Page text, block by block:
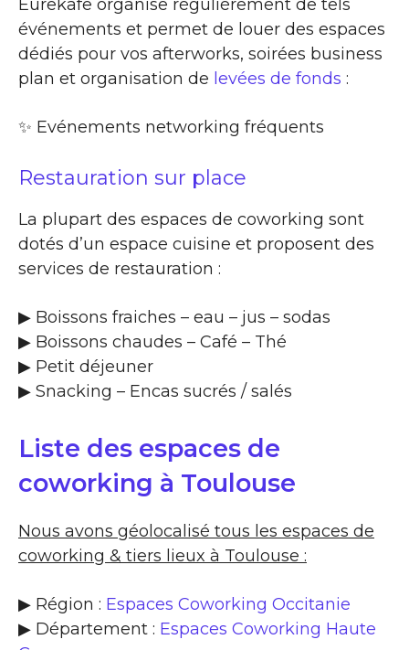
Eurekafe organise régulièrement de tels
événements et permet de louer des espaces
dédiés pour vos afterworks, soirées business
plan et organisation de levées de fonds :
✨​ Evénements networking fréquents
Restauration sur place
La plupart des espaces de coworking sont
dotés d’un espace cuisine et proposent des
services de restauration :
▶​ Boissons fraiches – eau – jus – sodas
▶​ Boissons chaudes – Café – Thé
▶​ Petit déjeuner
▶​ Snacking – Encas sucrés / salés
Liste des espaces de
coworking à Toulouse
Nous avons géolocalisé tous les espaces de
coworking & tiers lieux à Toulouse :
▶ Région : Espaces Coworking Occitanie
▶ Département : Espaces Coworking Haute